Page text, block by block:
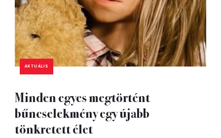
AKTUÁLIS
Minden egyes megtörtént
bűncselekmény egy újabb
tönkretett élet